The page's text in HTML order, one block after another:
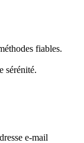
fiables.
sérénité.
e-mail